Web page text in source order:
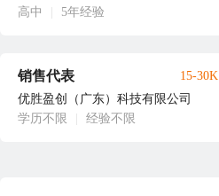
高中
5年经验
销售代表
优胜盈创（广东）科技有限公司
学历不限
经验不限
15-30K